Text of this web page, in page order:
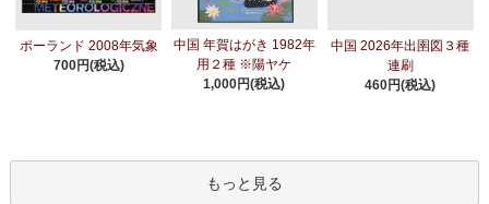
ポーランド 2008年気象
700円(税込)
中国 年賀はがき 1982年
用２種 ※陽ヤケ
1,000円(税込)
中国 2026年出圉図３種
連刷
460円(税込)
もっと見る